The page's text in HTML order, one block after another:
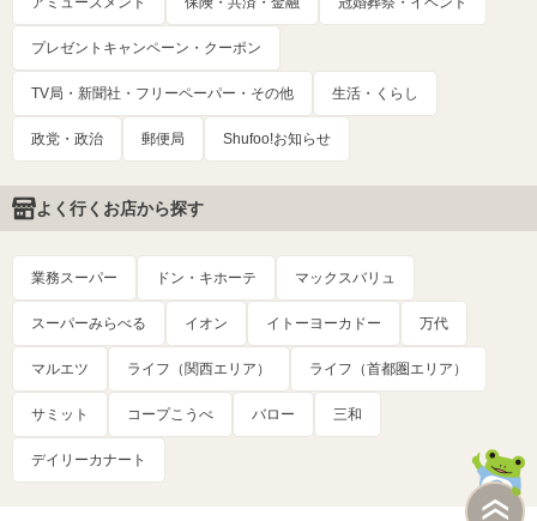
プレゼントキャンペーン・クーポン
TV局・新聞社・フリーペーパー・その他 生活・くらし
政党・政治 郵便局 Shufoo!お知らせ
よく行くお店から探す
業務スーパー ドン・キホーテ マックスバリュ
スーパーみらべる イオン イトーヨーカドー 万代
マルエツ ライフ（関西エリア） ライフ（首都圏エリア）
サミット コープこうべ バロー 三和
デイリーカナート